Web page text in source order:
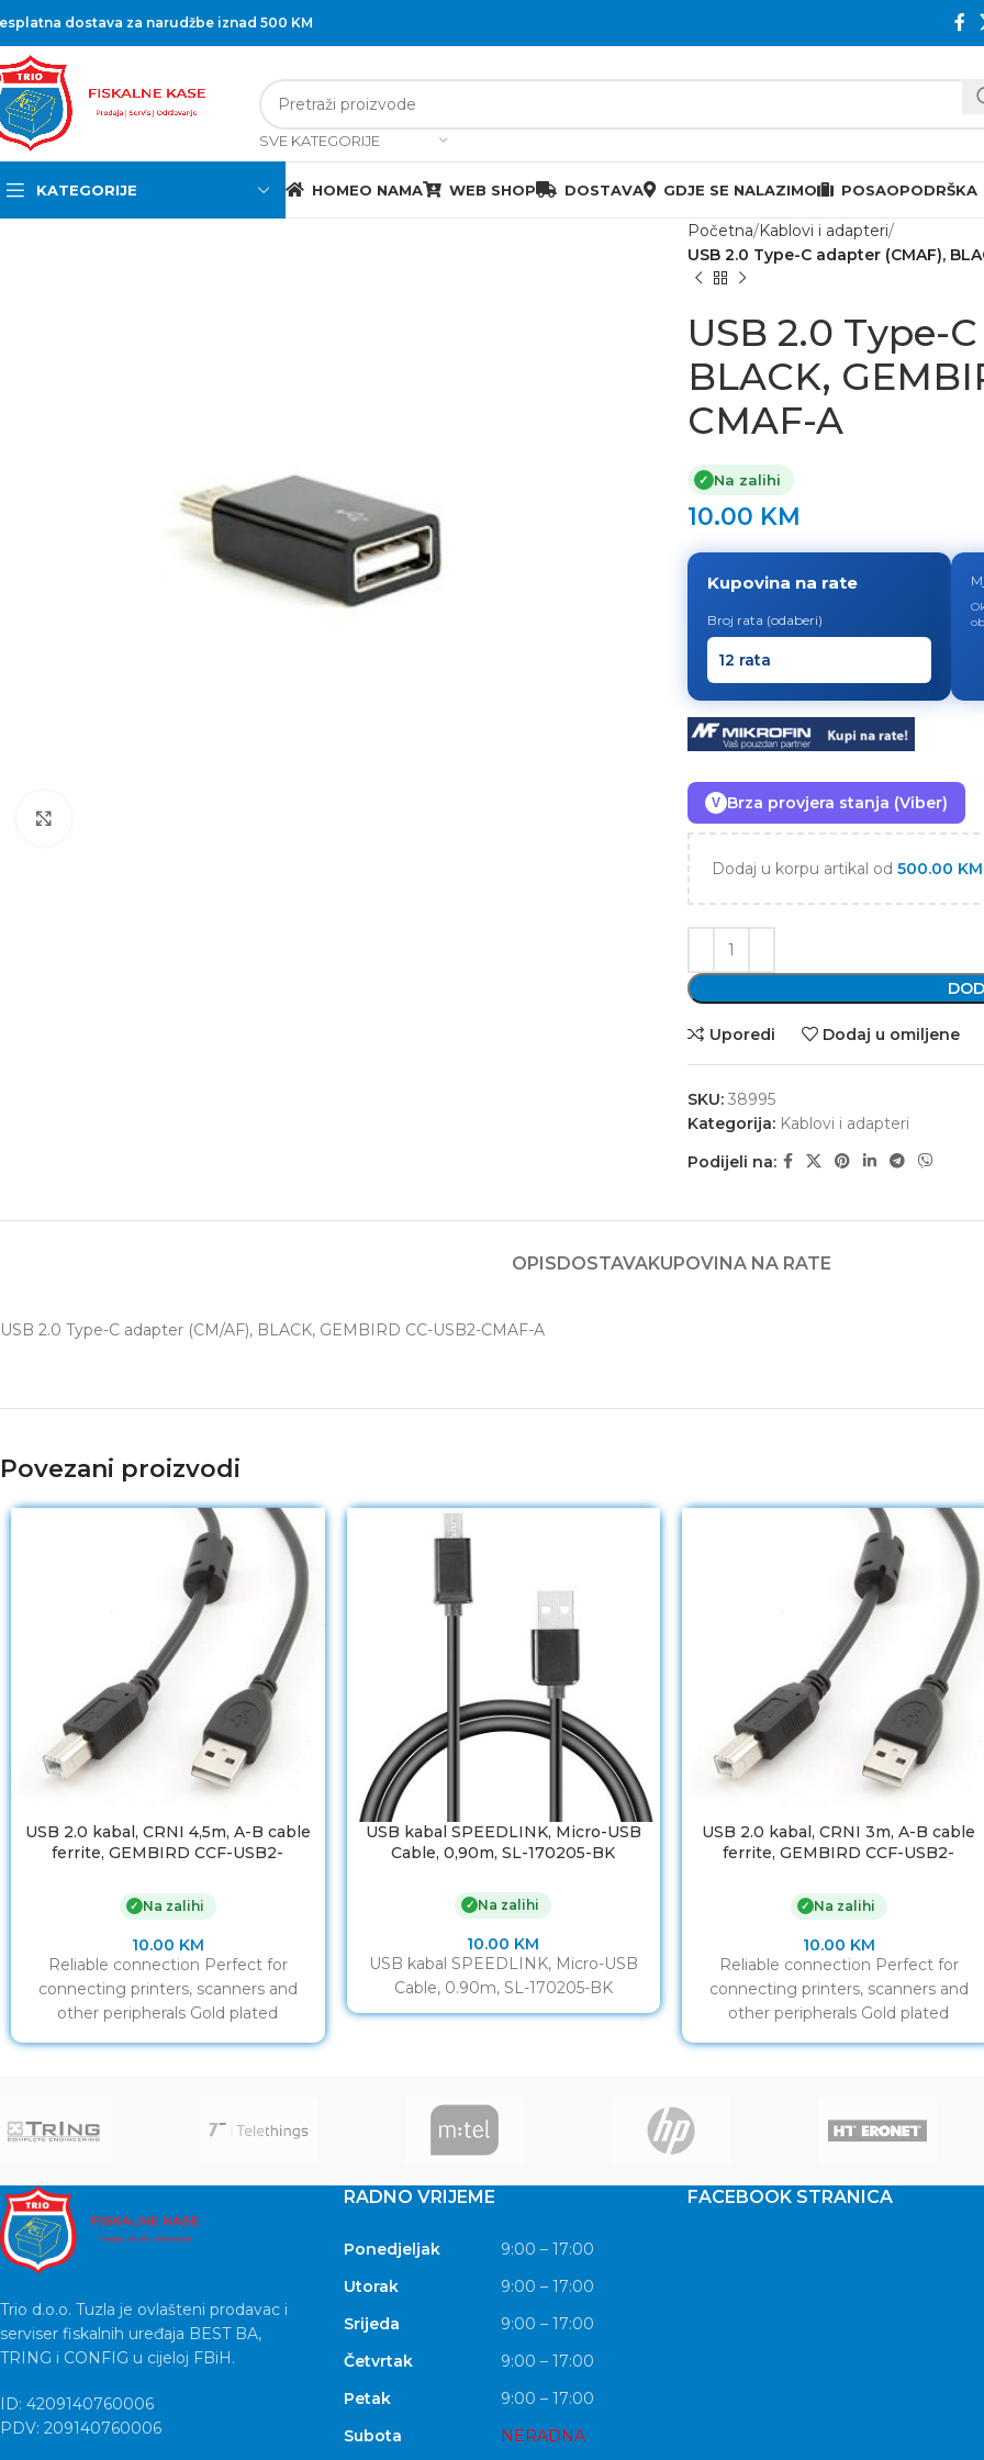
dostava za narudžbe iznad 500 KM
SVE KATEGORIJE
KATEGORIJE HOMEO NAMA WEB SHOP DOSTAVA GDJE SE NALAZIMO POSAOPODRŠKA
Početna Kablovi i adapteri
USB 2.0 Type-C adapter (CMAF),
USB 2.0 Type-
BLACK,
CMAF-A
✓ Na zalihi
10.00 KM
Kupovina na rate
Broj rata (odaberi)
V Brza provjera stanja (Viber)
Dodaj u korpu artikal od 500.00 KM
Uporedi Dodaj u omiljene
SKU: 38995
Kategorija: Kablovi i adapteri
Podijeli na:
OPISDOSTAVAKUPOVINA NA RATE
USB 2.0 Type-C adapter (CM/AF), BLACK, GEMBIRD CC-USB2-CMAF-A
Povezani proizvodi
USB 2.0 kabal, CRNI 4,5m, A-B cable
ferrite, GEMBIRD CCF-USB2-
✓ Na zalihi
10.00 KM
Reliable connection Perfect for
connecting printers, scanners and
other peripherals Gold plated
USB kabal SPEEDLINK, Micro-USB
Cable, 0,90m, SL-170205-BK
✓ Na zalihi
10.00 KM
USB kabal SPEEDLINK, Micro-USB
Cable, 0.90m, SL-170205-BK
USB 2.0 kabal, CRNI 3m, A-B cable
ferrite, GEMBIRD CCF-USB2-
✓ Na zalihi
10.00 KM
Reliable connection Perfect for
connecting printers, scanners and
other peripherals Gold plated
Trio d.o.o. Tuzla je ovlašteni prodavac i
serviser fiskalnih uređaja BEST BA,
TRING i CONFIG u cijeloj FBiH.
ID: 4209140760006
PDV: 209140760006
RADNO VRIJEME
Ponedjeljak
9:00 – 17:00
Utorak
9:00 – 17:00
Srijeda
9:00 – 17:00
Četvrtak
9:00 – 17:00
Petak
9:00 – 17:00
Subota
NERADNA
FACEBOOK STRANICA